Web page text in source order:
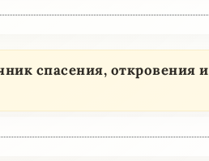
спасения, откровения и